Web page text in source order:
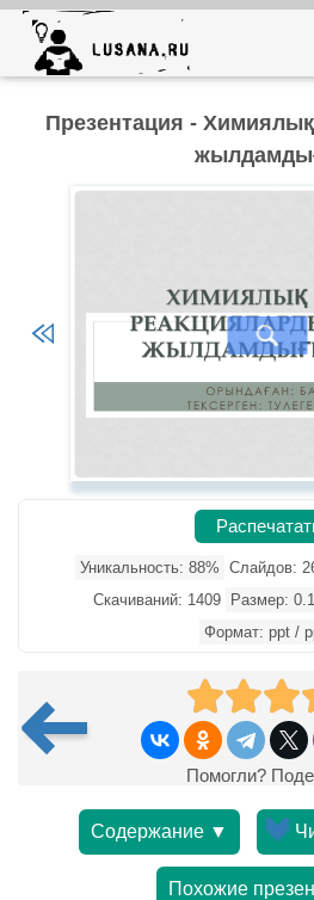
Презентация -
Уникальность: 88% Слайдов:
Скачиваний: 1409
Размер:
Формат: ppt /
Помогли?
Содержание ▼
Похожие